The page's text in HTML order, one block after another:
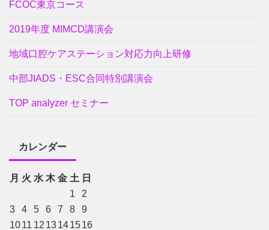
FCOC東京コース
2019年度 MIMCD講演会
地域口腔ケアステーション対応力向上研修
中部JIADS・ESC合同特別講演会
TOP analyzer セミナー
カレンダー
月 火 水 木 金 土 日
1
2
3
4 5 6 7 8
9
1011 12 13141516